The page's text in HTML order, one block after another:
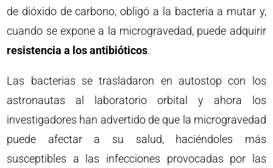
de dióxido de carbono, obligó a la bacteria a mutar y,
cuando se expone a la microgravedad, puede adquirir
resistencia a los antibióticos.
Las bacterias se trasladaron en autostop con los
astronautas al laboratorio orbital y ahora los
investigadores han advertido de que la microgravedad
puede afectar a su salud, haciéndoles más
susceptibles a las infecciones provocadas por las